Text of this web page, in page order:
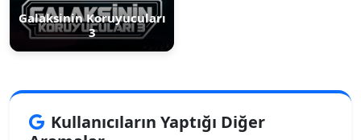
Galaksinin Koruyucuları
3
Kullanıcıların Yaptığı Diğer